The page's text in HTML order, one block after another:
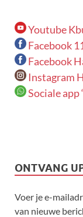
Youtube
Facebook
Facebook
Instagram
Sociale app
ONTVANG
Voer je e-
van nieuwe